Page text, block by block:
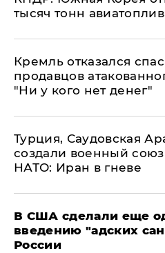
тысяч тонн
Кремль отказался
продавцов
"Ни у кого нет денег"
Турция, Саудовская
создали военный
НАТО: Иран в гневе
В США сделали еще
введению "адских
России